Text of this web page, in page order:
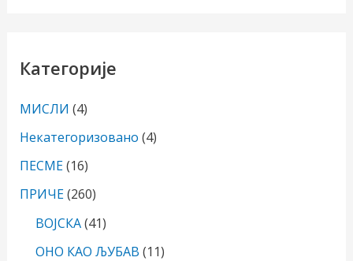
Категорије
МИСЛИ (4)
Некатегоризовано (4)
ПЕСМЕ(16)
ПРИЧЕ(260)
ВОЈСКА(41)
ОНО КАО ЉУБАВ (11)